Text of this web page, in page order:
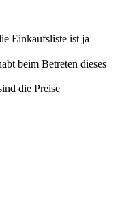
Einkaufsliste ist ja
beim Betreten dieses
die Preise